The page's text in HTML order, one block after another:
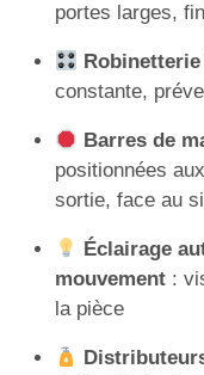
portes larges,
constante,
Barres de
positionnées
sortie, face au
Éclairage
mouvement:
la pièce